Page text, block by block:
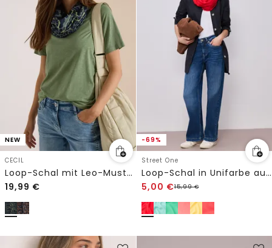
NEW
CECIL
Loop-Schal mit Leo-Muster
19,99 €
-69%
Street One
Loop-Schal in Unifarbe aus Viskose
5,00 €15,99€